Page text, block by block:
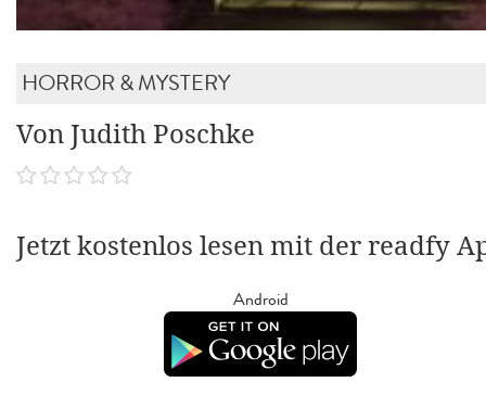
HORROR & MYSTERY
Von Judith Poschke
Jetzt kostenlos lesen mit der readfy
Android